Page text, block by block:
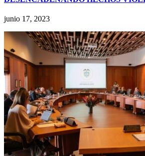
junio 17, 2023